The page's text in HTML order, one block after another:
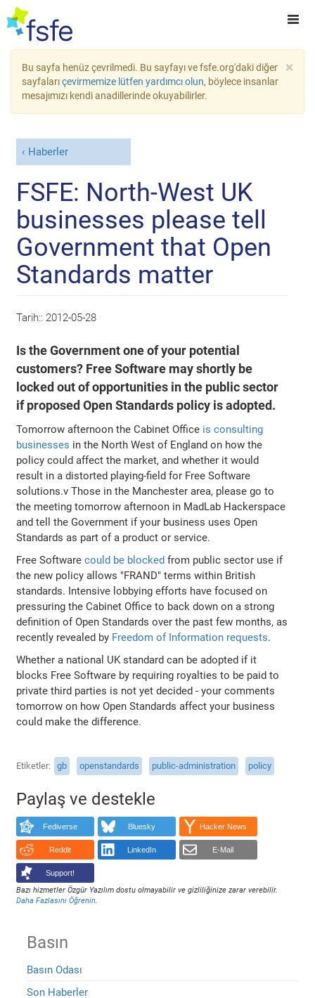
×
Bu sayfa henüz çevrilmedi. Bu sayfayı ve fsfe.org'daki diğer
sayfalarıçevirmemize lütfen yardımcı olun, böylece insanlar
mesajımızı kendi anadillerinde okuyabilirler.
Haberler
FSFE: North-West UK
businesses please tell
Government that Open
Standards matter
Tarih:: 2012-05-28
Is the Government one of your potential
customers? Free Software may shortly be
locked out of opportunities in the public sector
if proposed Open Standards policy is adopted.
Tomorrow afternoon the Cabinet Office is consulting
businesses in the North West of England on how the
policy could affect the market, and whether it would
result in a distorted playing-field for Free Software
solutions.v Those in the Manchester area, please go to
the meeting tomorrow afternoon in MadLab Hackerspace
and tell the Government if your business uses Open
Standards as part of a product or service.
Free Softwarecould be blocked from public sector use if
the new policy allows "FRAND" terms within British
standards. Intensive lobbying efforts have focused on
pressuring the Cabinet Office to back down on a strong
definition of Open Standards over the past few months, as
recently revealed by Freedom of Information requests.
Whether a national UK standard can be adopted if it
blocks Free Software by requiring royalties to be paid to
private third parties is not yet decided - your comments
tomorrow on how Open Standards affect your business
could make the difference.
Etiketler gb openstandards public-administration policy
Paylaş ve destekle
Fediverse Bluesky Hacker News
Reddit LinkedIn E-Mail
Support!
Bazı hizmetler Özgür Yazılım dostu olmayabilir ve gizliliğinize zarar verebilir.
Daha Fazlasını Öğrenin.
Basın
Basın Odası
Son Haberler